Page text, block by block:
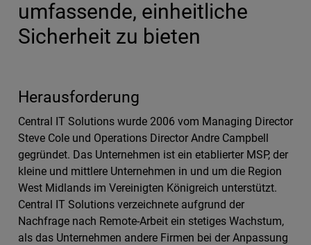
umfassende, einheitliche
Sicherheit zu bieten
Herausforderung
Central IT Solutions wurde 2006 vom Managing Director
Steve Cole und Operations Director Andre Campbell
gegründet. Das Unternehmen ist ein etablierter MSP, der
kleine und mittlere Unternehmen in und um die Region
West Midlands im Vereinigten Königreich unterstützt.
Central IT Solutions verzeichnete aufgrund der
Nachfrage nach Remote-Arbeit ein stetiges Wachstum,
als das Unternehmen andere Firmen bei der Anpassung